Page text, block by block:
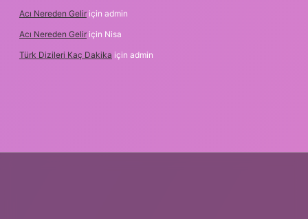
Acı Nereden Gelir için admin
Acı Nereden Gelir için Nisa
Türk Dizileri Kaç Dakika için admin